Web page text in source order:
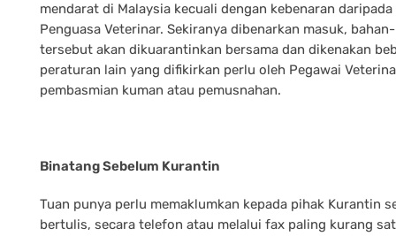
mendarat di Malaysia kecuali dengan kebenaran daripada
Penguasa Veterinar. Sekiranya dibenarkan masuk,
tersebut akan dikuarantinkan bersama dan dikenakan
peraturan lain yang difikirkan perlu oleh Pegawai
pembasmian kuman atau pemusnahan.
Binatang Sebelum Kurantin
Tuan punya perlu memaklumkan kepada pihak Kurantin
bertulis, secara telefon atau melalui fax paling kurang